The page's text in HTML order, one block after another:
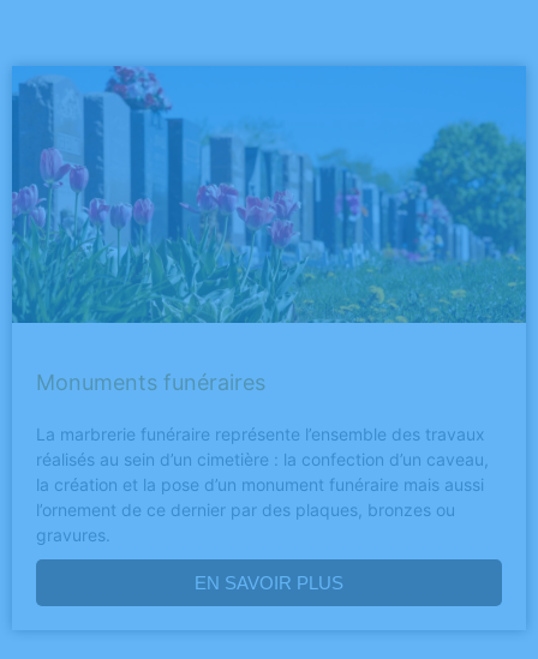
Monuments funéraires
La marbrerie funéraire représente l’ensemble des travaux
réalisés au sein d’un cimetière : la confection d’un caveau,
la création et la pose d’un monument funéraire mais aussi
l’ornement de ce dernier par des plaques, bronzes ou
gravures.
EN SAVOIR PLUS